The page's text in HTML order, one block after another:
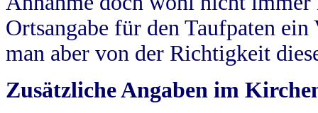
Ortsangabe für den Taufpaten
man aber von der Richtigkeit
Zusätzliche Angaben im